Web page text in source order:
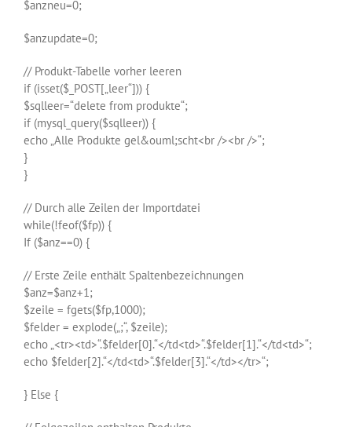
$anzneu=0;
$anzupdate=0;
// Produkt-Tabelle vorher leeren
if (isset($_POST[„leer“])) {
$sqlleer=“delete from produkte“;
if (mysql_query($sqlleer)) {
echo „Alle Produkte gel&ouml;scht<br /><br />“;
}
}
// Durch alle Zeilen der Importdatei
while(!feof($fp)) {
If ($anz==0) {
// Erste Zeile enthält Spaltenbezeichnungen
$anz=$anz+1;
$zeile = fgets($fp,1000);
$felder = explode(„;“, $zeile);
echo „<tr><td>“.$felder[0].“</td<td>“.$felder[1].“</td<td>“;
echo $felder[2].“</td<td>“.$felder[3].“</td></tr>“;
} Else {